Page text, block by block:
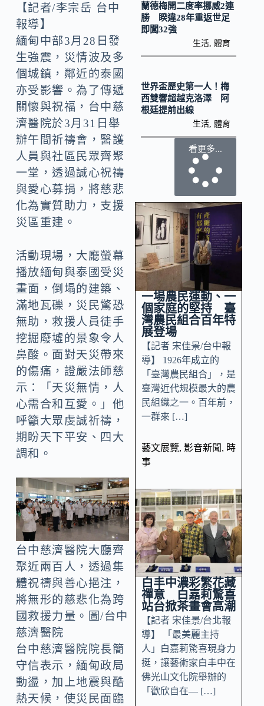
【記者/李宗岳 台中
報導】
緬甸中部3月28日發
生強震，災情波及多
個城鎮，鄰近的泰國
亦受影響。為了傳遞
關懷與祝福，台中慈
濟醫院於3月31日舉
辦午間祈禱會，醫護
人員與社區民眾齊聚
一堂，透過誠心祝禱
與愛心募捐，將慈悲
化為實質助力，支援
災區重建。
活動現場，大廳螢幕
播放緬甸與泰國受災
畫面，倒塌的建築、
滿地瓦礫，災民驚恐
無助，救援人員徒手
挖掘廢墟的景象令人
鼻酸。面對天災帶來
的傷痛，證嚴法師慈
示：「天災無情，人
心需合和互愛。」他
呼籲大眾虔誠祈禱，
期盼天下平安、四大
調和。
台中慈濟醫院大廳齊
聚近兩百人，透過集
體祝禱與善心挹注，
將無形的慈悲化為跨
國救援力量。圖/台中
慈濟醫院
台中慈濟醫院院長簡
守信表示，緬甸政局
動盪，加上地震與酷
熱天候，使災民面臨
蘭德梅開二度率挪威2連
勝 睽違28年重返世足
即闖32強
生活 ,體育
世界盃歷史第一人！梅
西雙響超越克洛澤 阿
根廷提前出線
生活 ,體育
看更多...
一場農民運動、一
個家庭的堅持 臺
灣農民組合百年特
展登場
【記者 宋佳景/台中報
導】 1926年成立的
「臺灣農民組合」，是
臺灣近代規模最大的農
民組織之一。百年前，
一群來 […]
藝文展覽, 影音新聞, 時
事
白丰中濃彩繁花藏
禪意 白嘉莉驚喜
站台掀茶畫會高潮
【記者 宋佳景/台北報
導】 「最美麗主持
人」白嘉莉驚喜現身力
挺，讓藝術家白丰中在
佛光山文化院舉辦的
「歡欣自在— […]